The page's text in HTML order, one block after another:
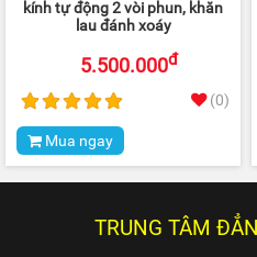
kính tự động 2 vòi phun, khăn
lau đánh xoáy
5.500.000đ
(0)
Mua ngay
TRUNG TÂM